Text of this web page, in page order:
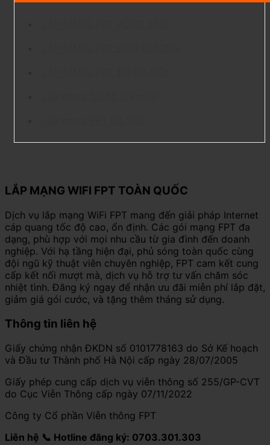
LẮP MẠNG WIFI FPT TOÀN QUỐC
Dịch vụ lắp mạng WiFi FPT mang đến giải pháp Internet
cáp quang tốc độ cao, ổn định. Các gói mạng FPT đa
dạng, phù hợp với mọi nhu cầu từ gia đình đến doanh
nghiệp. Với hạ tầng hiện đại, phủ sóng toàn quốc cùng
đội ngũ kỹ thuật viên chuyên nghiệp, FPT cam kết cung
cấp kết nối mượt mà, dịch vụ hỗ trợ tư vấn chăm sóc
nhiệt tình. Đăng ký ngay để nhận ưu đãi miễn phí lắp đặt,
giảm giá gói cước, và tặng thêm tháng sử dụng.
Thông tin liên hệ
Giấy chứng nhận ĐKDN số 0101778163 do Sở Kế hoạch
và Đầu tư Thành phố Hà Nội cấp ngày 28/07/2005
Giấy phép cung cấp dịch vụ viễn thông số 255/GP-CVT
do Cục Viễn Thông cấp ngày 07/11/2022
Công ty Cổ phần Viễn thông FPT
Liên hệ 📞 Hotline đăng ký: 0703.301.303